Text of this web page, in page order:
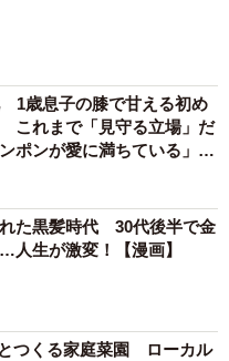
stock.adobe.com）
です
場の上司や産業医との面
ャーへ「もう限界で
。
トの重要性を説き、翌月
1歳息子の膝で甘える初め
これまで「見守る立場」だ
ポンが愛に満ちている」
た黒髪時代 30代後半で金
人生が激変！【漫画】
つくる家庭菜園 ローカル